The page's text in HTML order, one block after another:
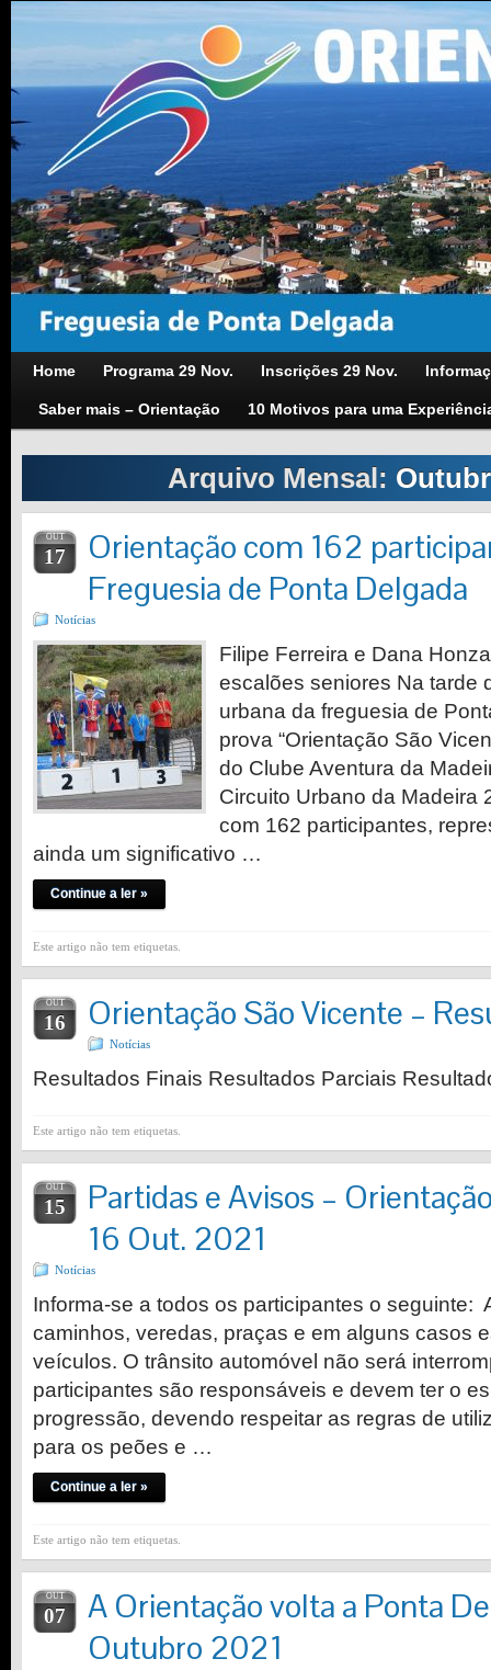
Home Programa 29 Nov. Inscrições 29 Nov.
Saber mais – Orientação 10 Motivos para uma
Arquivo Mensal:
OUT
17
Orientação com 162
Freguesia de Ponta Delgada
Notícias
Filipe Ferreira e Dana
escalões seniores Na tarde
urbana da freguesia de
prova “Orientação São
do Clube Aventura da
Circuito Urbano da Madeira
com 162 participantes,
ainda um significativo …
Continue a ler »
Este artigo não tem etiquetas.
OUT
16 Orientação São Vicente –
Notícias
Resultados Finais Resultados Parciais
Este artigo não tem etiquetas.
OUT
15
Partidas e Avisos –
16 Out. 2021
Notícias
Informa-se a todos os participantes o seguinte:
caminhos, veredas, praças e em alguns casos
veículos. O trânsito automóvel não será
participantes são responsáveis e devem ter o
progressão, devendo respeitar as regras de
para os peões e …
Continue a ler »
Este artigo não tem etiquetas.
OUT
07
A Orientação volta a Ponta
Outubro 2021